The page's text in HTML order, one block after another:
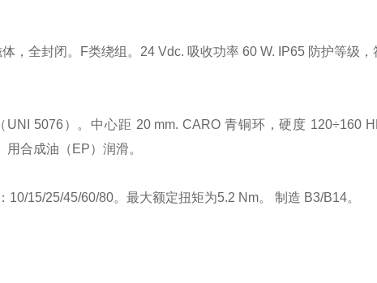
，全封闭。F类绕组。24 Vdc. 吸收功率 60 W. IP65 防护等级，
UNI 5076）。中心距 20 mm. CARO 青铜环，硬度 120÷160
用合成油（EP）润滑。
10/15/25/45/60/80。最大额定扭矩为5.2 Nm。 制造 B3/B14。